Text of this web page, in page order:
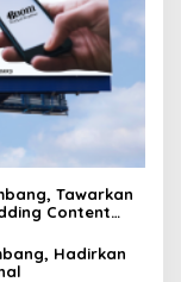
Tawarkan
Content
Hadirkan